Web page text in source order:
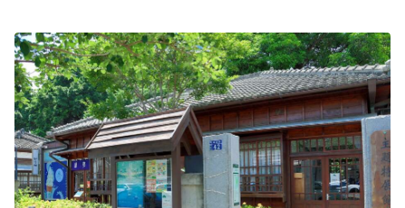
月15日实体活动结束，玩编不忘提醒大家 凡参加3月1日
至14日「寻找真爱密码线上抽奖活动」的民众就有机会
抽中知名饭店温泉泡汤券 公布得奖日期：3月18日(二)於
台中市风景区管理所脸书公布 请得奖者於3月23日
(日)23:59前私讯风管所脸书小编提供中奖资讯、收件人
姓名、电话、地址 为避免错失中奖资格，请追踪 @台中
市风景区管理所 #逾期视同放弃得奖资格 主办单位保有
最终解释、调整与修正本活动办法之权利。